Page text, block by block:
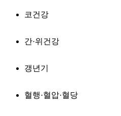
코건강
간·위건강
갱년기
혈행·혈압·혈당